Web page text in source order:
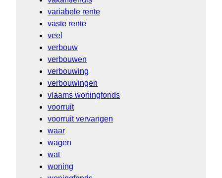
variabele rente
vaste rente
veel
verbouw
verbouwen
verbouwing
verbouwingen
vlaams woningfonds
voorruit
voorruit vervangen
waar
wagen
wat
woning